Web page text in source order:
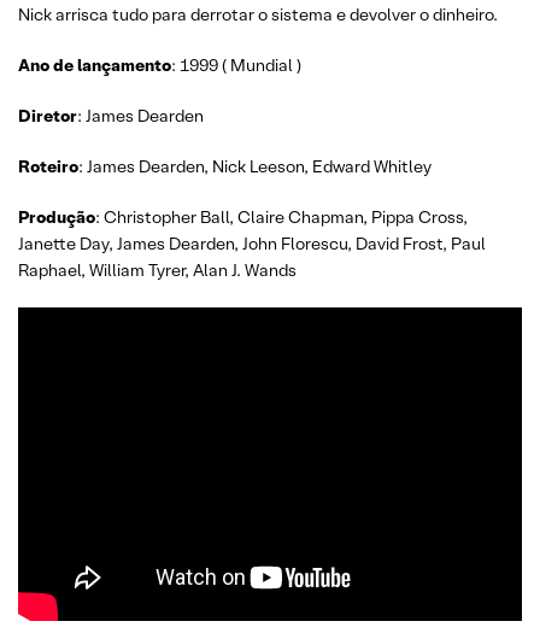
Nick arrisca tudo para derrotar o sistema e devolver o dinheiro.
Ano de lançamento: 1999 ( Mundial )
Diretor: James Dearden
Roteiro: James Dearden, Nick Leeson, Edward Whitley
Produção: Christopher Ball, Claire Chapman, Pippa Cross,
Janette Day, James Dearden, John Florescu, David Frost, Paul
Raphael, William Tyrer, Alan J. Wands